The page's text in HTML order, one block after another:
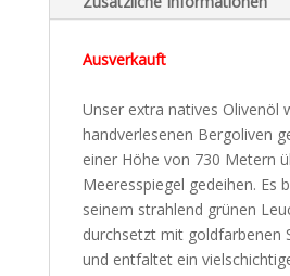
Jahresvorrat
Menge
Ausverkauft
Unser extra natives Olivenöl
handverlesenen Bergoliven
einer Höhe von 730 Metern
Meeresspiegel gedeihen. Es
seinem strahlend grünen
durchsetzt mit goldfarbenen
und entfaltet ein